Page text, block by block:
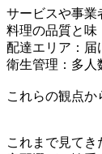
サービスや事業
料理の品質と味
配達エリア：届
衛生管理：多人
これらの観点か
これまで見てき